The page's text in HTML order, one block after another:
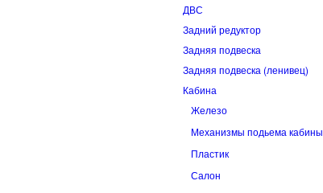
ДВС
Задний редуктор
Задняя подвеска
Задняя подвеска (ленивец)
Кабина
Железо
Механизмы подьема кабины
Пластик
Салон